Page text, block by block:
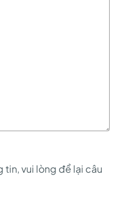
vui lòng để lại câu